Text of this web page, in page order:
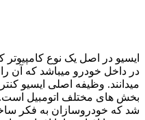
ایسیو در اصل یک نوع
در داخل خودرو میباشد که آن
میدانند. وظیفه اصلی ایسیو
بخش های مختلف اتومبیل است.
شد که خودروسازان به فکر